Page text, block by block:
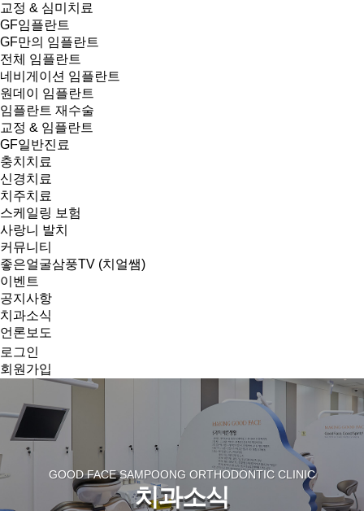
교정 & 심미치료
GF임플란트
GF만의 임플란트
전체 임플란트
네비게이션 임플란트
원데이 임플란트
임플란트 재수술
교정 & 임플란트
GF일반진료
충치치료
신경치료
치주치료
스케일링 보험
사랑니 발치
커뮤니티
좋은얼굴삼풍TV (치얼쌤)
이벤트
공지사항
치과소식
언론보도
로그인
회원가입
GOOD FACE SAMPOONG ORTHODONTIC CLINIC
치과소식